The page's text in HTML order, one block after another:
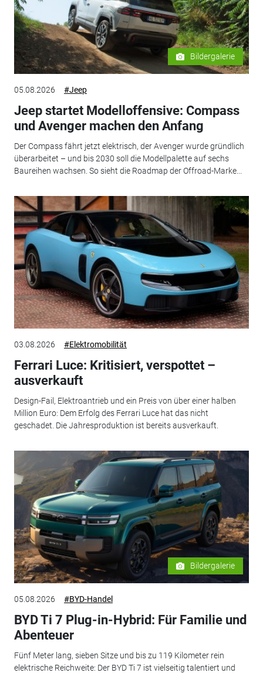
Bildergalerie
05.08.2026 #Jeep
Jeep startet Modelloffensive: Compass
und Avenger machen den Anfang
Der Compass fährt jetzt elektrisch, der Avenger wurde gründlich
überarbeitet – und bis 2030 soll die Modellpalette auf sechs
Baureihen wachsen. So sieht die Roadmap der Offroad-Marke...
03.08.2026 #Elektromobilität
Ferrari Luce: Kritisiert, verspottet –
ausverkauft
Design-Fail, Elektroantrieb und ein Preis von über einer halben
Million Euro: Dem Erfolg des Ferrari Luce hat das nicht
geschadet. Die Jahresproduktion ist bereits ausverkauft.
Bildergalerie
05.08.2026 #BYD-Handel
BYD Ti 7 Plug-in-Hybrid: Für Familie und
Abenteuer
Fünf Meter lang, sieben Sitze und bis zu 119 Kilometer rein
elektrische Reichweite: Der BYD Ti 7 ist vielseitig talentiert und